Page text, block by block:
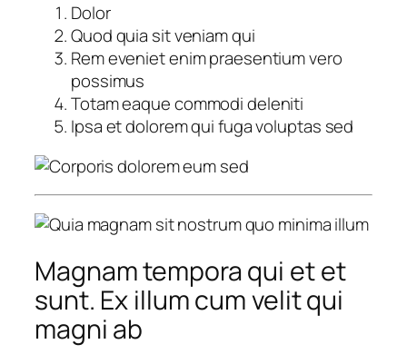
Dolor
Quod quia sit veniam qui
Rem eveniet enim praesentium vero
possimus
Totam eaque commodi deleniti
Ipsa et dolorem qui fuga voluptas sed
Magnam tempora qui et et
sunt. Ex illum cum velit qui
magni ab